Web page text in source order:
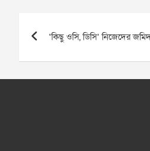
navigation
‘কিছু ওসি, ডিসি’ নিজেদের